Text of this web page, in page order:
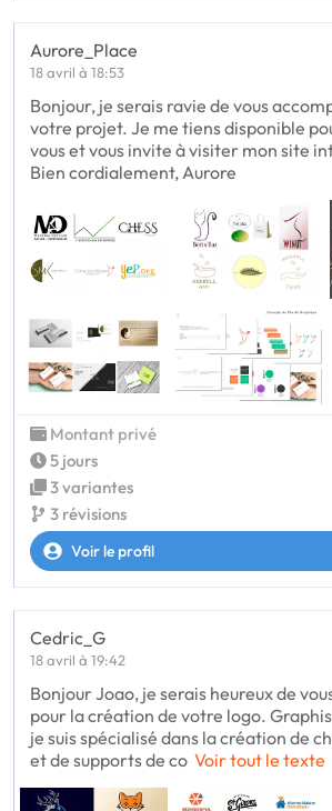
Aurore_Place
18 avril à 18:53
Bonjour, je serais ravie de vous
votre projet. Je me tiens disponible
vous et vous invite à visiter mon site
Bien cordialement, Aurore
Montant privé
5 jours
3 variantes
3 révisions
Voir le profil
Cedric_G
18 avril à 19:42
Bonjour Joao, je serais heureux de
pour la création de votre logo.
je suis spécialisé dans la création de
et de supports de co Voir tout le texte